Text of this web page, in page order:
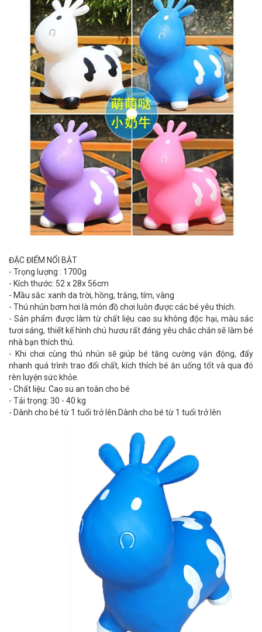
ĐẶC ĐIỂM NỔI BẬT
- Trọng lượng : 1700g
- Kích thước: 52 x 28x 56cm
- Mầu sắc: xanh da trời, hồng, trắng, tím, vàng
- Thú nhún bơm hơi là món đồ chơi luôn được các bé yêu thích.
- Sản phẩm được làm từ chất liệu cao su không độc hại, màu sắc
tươi sáng, thiết kế hình chú hươu rất đáng yêu chắc chắn sẽ làm bé
nhà bạn thích thú.
- Khi chơi cùng thú nhún sẽ giúp bé tăng cường vận động, đẩy
nhanh quá trình trao đổi chất, kích thích bé ăn uống tốt và qua đó
rèn luyện sức khỏe.
- Chất liệu: Cao su an toàn cho bé
- Tải trọng: 30 - 40 kg
- Dành cho bé từ 1 tuổi trở lên.Dành cho bé từ 1 tuổi trở lên